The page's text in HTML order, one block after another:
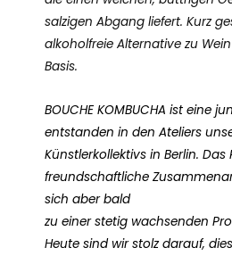
salzigen Abgang liefert. Kurz
alkoholfreie Alternative zu
Basis.
BOUCHE KOMBUCHA ist eine
entstanden in den Ateliers
Künstlerkollektivs in Berlin.
freundschaftliche
sich aber bald
zu einer stetig wachsenden
Heute sind wir stolz darauf,